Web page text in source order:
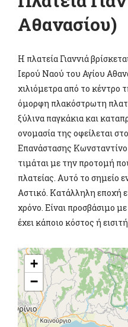
Αθανασίου)
Η πλατεία Γιαννιά
Ιερού Ναού του Αγίου
χιλιόμετρα από το κέντρο
όμορφη πλακόστρωτη
ξύλινα παγκάκια και
ονομασία της οφείλεται
Επανάστασης
τιμάται με την προτομή
πλατείας. Αυτό το σημείο
Αστικό. Κατάλληλη εποχή
χρόνο. Είναι προσβάσιμο
έχει κάποιο κόστος ή
+
−